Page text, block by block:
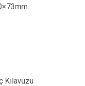
Kılavuzu